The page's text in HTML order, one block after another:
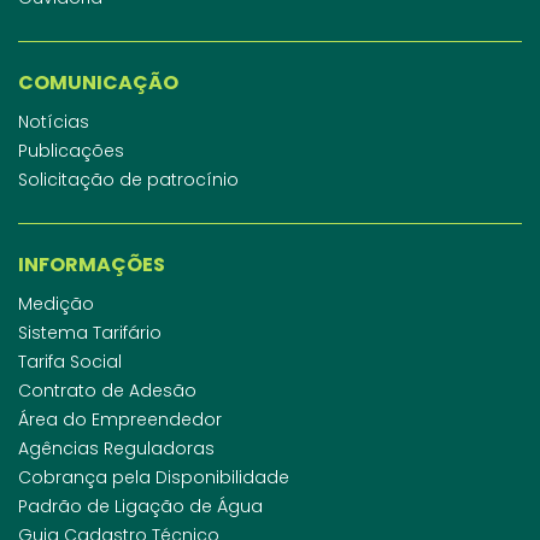
COMUNICAÇÃO
Notícias
Publicações
Solicitação de patrocínio
INFORMAÇÕES
Medição
Sistema Tarifário
Tarifa Social
Contrato de Adesão
Área do Empreendedor
Agências Reguladoras
Cobrança pela Disponibilidade
Padrão de Ligação de Água
Guia Cadastro Técnico